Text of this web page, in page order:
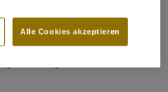
mit Lumaflex
elastisches System;
Alle Cookies akzeptieren